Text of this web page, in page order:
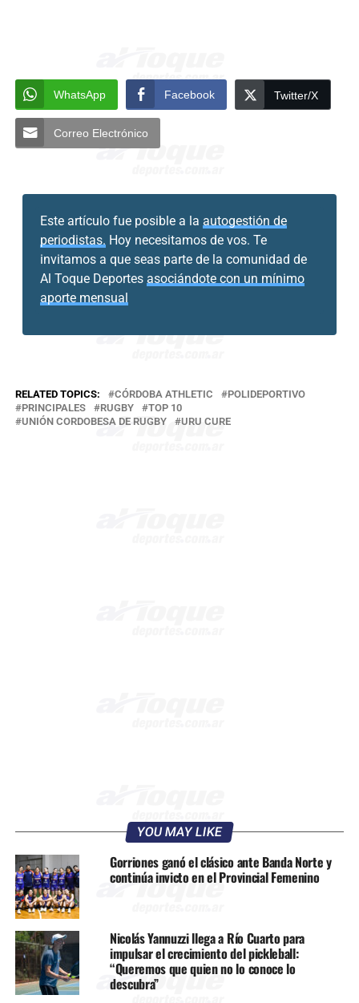
WhatsApp Facebook Twitter/X
Correo Electrónico
Este artículo fue posible a la autogestión de
periodistas. Hoy necesitamos de vos. Te
invitamos a que seas parte de la comunidad de
Al Toque Deportes asociándote con un mínimo
aporte mensual
RELATED TOPICS: CÓRDOBA ATHLETIC
POLIDEPORTIVO
PRINCIPALES
RUGBY
TOP 10
UNIÓN CORDOBESA DE RUGBY
URU CURE
YOU MAY LIKE
Gorriones ganó el clásico ante Banda Norte y
continúa invicto en el Provincial Femenino
Nicolás Yannuzzi llega a Río Cuarto para
impulsar el crecimiento del pickleball:
“Queremos que quien no lo conoce lo
descubra”